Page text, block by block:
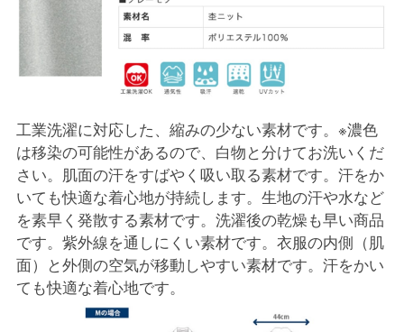
工業洗濯に対応した、縮みの少ない素材です。※濃色
は移染の可能性があるので、白物と分けてお洗いくだ
さい。肌面の汗をすばやく吸い取る素材です。汗をか
いても快適な着心地が持続します。生地の汗や水など
を素早く発散する素材です。洗濯後の乾燥も早い商品
です。紫外線を通しにくい素材です。衣服の内側（肌
面）と外側の空気が移動しやすい素材です。汗をかい
ても快適な着心地です。